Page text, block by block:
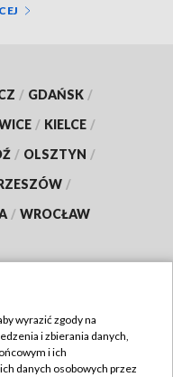
/ GDAŃSK /
/ KIELCE /
/ OLSZTYN /
/
/ WROCŁAW
wyrazić zgody na
i zbierania danych,
i ich
danych osobowych przez